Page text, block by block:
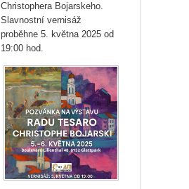
Christophera Bojarskeho.
Slavnostní vernisáž
proběhne 5. května 2025 od
19:00 hod.